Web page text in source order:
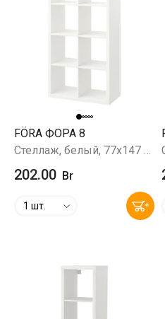
FÖRA ФОРА 8
Стеллаж, белый, 77x147 см
202.00 Br
1 шт.